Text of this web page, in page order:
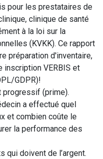
pour les prestataires de
clinique de santé
à la loi sur la
(KVKK). Ce rapport
préparation d'inventaire,
inscription VERBIS et
GDPR)!
progressif (prime).
a effectué quel
et combien coûte le
la performance des
qui doivent de l’argent.